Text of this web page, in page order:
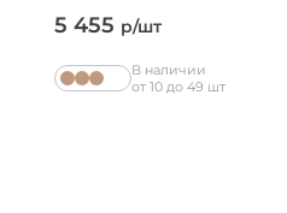
5 455 р/шт
В наличии
от 10 до 49 шт